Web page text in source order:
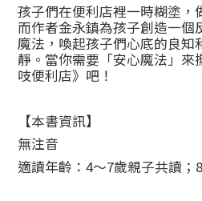
孩子們在便利店裡一時糊塗，
而作者金永鎮為孩子創造一個
魔法，喚起孩子們心底的良知
靜。當你需要「安心魔法」來
吱便利店》吧！
【本書資訊】
無注音
適讀年齡：4～7歲親子共讀；